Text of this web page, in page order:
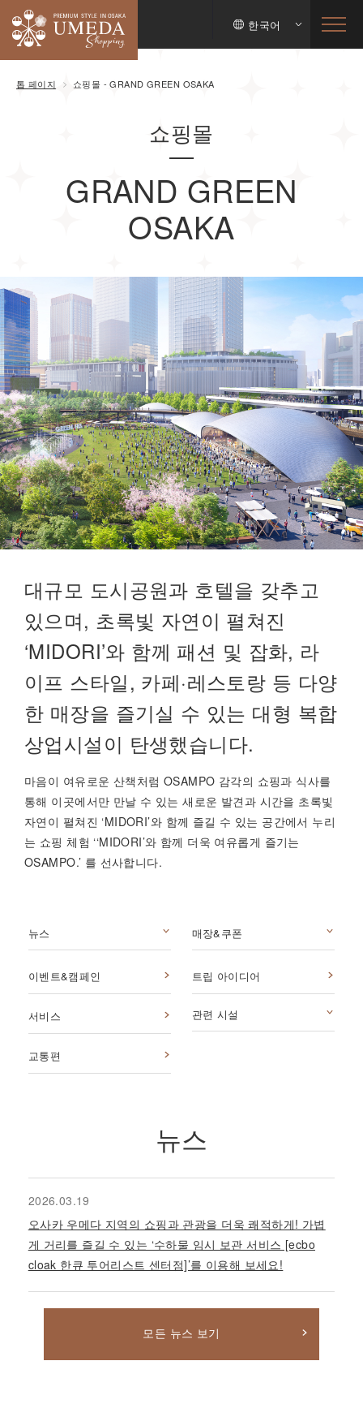
한국어
톱 페이지 쇼핑몰 - GRAND GREEN OSAKA
쇼핑몰
GRAND GREEN
OSAKA
대규모 도시공원과 호텔을 갖추고
있으며, 초록빛 자연이 펼쳐진
‘MIDORI’와 함께 패션 및 잡화, 라
이프 스타일, 카페·레스토랑 등 다양
한 매장을 즐기실 수 있는 대형 복합
상업시설이 탄생했습니다.
마음이 여유로운 산책처럼 OSAMPO 감각의 쇼핑과 식사를
통해 이곳에서만 만날 수 있는 새로운 발견과 시간을 초록빛
자연이 펼쳐진 ‘MIDORI’와 함께 즐길 수 있는 공간에서 누리
는 쇼핑 체험 ‘‘MIDORI’와 함께 더욱 여유롭게 즐기는
OSAMPO.’ 를 선사합니다.
뉴스 매장&쿠폰
이벤트&캠페인 트립 아이디어
서비스 관련 시설
교통편
뉴스
2026.03.19
오사카 우메다 지역의 쇼핑과 관광을 더욱 쾌적하게! 가볍
게 거리를 즐길 수 있는 ‘수하물 임시 보관 서비스 [ecbo
cloak 한큐 투어리스트 센터점]’를 이용해 보세요!
모든 뉴스 보기